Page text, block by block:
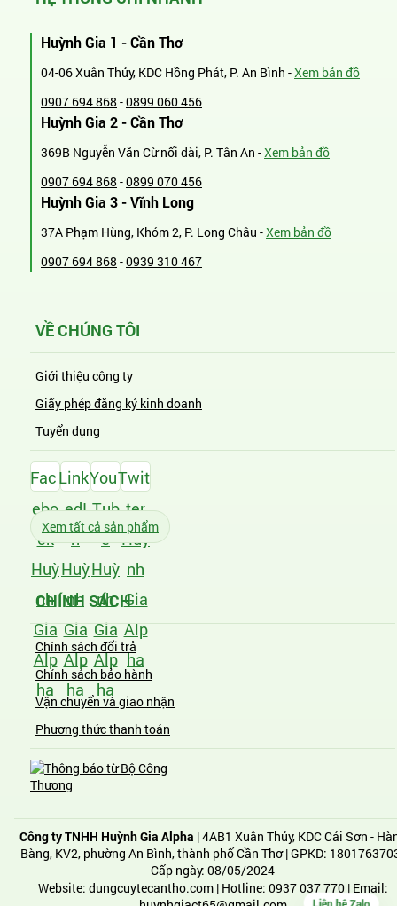
Huỳnh Gia 1 - Cần Thơ
04-06 Xuân Thủy, KDC Hồng Phát, P. An Bình -Xem bản đồ
0907 694 868 -0899 060 456
Huỳnh Gia 2 - Cần Thơ
369B Nguyễn Văn Cừ nối dài, P. Tân An -Xem bản đồ
0907 694 868 -0899 070 456
Huỳnh Gia 3 - Vĩnh Long
37A Phạm Hùng, Khóm 2, P. Long Châu -Xem bản đồ
0907 694 868 -0939 310 467
VỀ CHÚNG TÔI
Giới thiệu công ty
Giấy phép đăng ký kinh doanh
Tuyển dụng
Fac
ebo
ok
Huỳ
nh
Gia
Alp
ha
Link
edI
n
Huỳ
nh
Gia
Alp
ha
You
Tub
e
Huỳ
nh
Gia
Alp
ha
Twit
ter
Huỳ
nh
Gia
Alp
ha
Xem tất cả sản phẩm
CHÍNH SÁCH
Chính sách đổi trả
Chính sách bảo hành
Vận chuyển và giao nhận
Phương thức thanh toán
Công ty TNHH Huỳnh Gia Alpha | 4AB1 Xuân Thủy, KDC Cái Sơn -
Bàng, KV2, phường An Bình, thành phố Cần Thơ | GPKD:
Cấp ngày: 08/05/2024
Website: dungcuytecantho.com| Hotline: 0937 037 770| Email: